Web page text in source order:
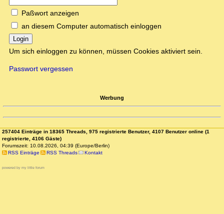
Paßwort anzeigen
an diesem Computer automatisch einloggen
Login
Um sich einloggen zu können, müssen Cookies aktiviert sein.
Passwort vergessen
Werbung
257404 Einträge in 18365 Threads, 975 registrierte Benutzer, 4107 Benutzer online (1
registrierte, 4106 Gäste)
Forumszeit: 10.08.2026, 04:39 (Europe/Berlin)
RSS Einträge
RSS Threads Kontakt
powered by my little forum